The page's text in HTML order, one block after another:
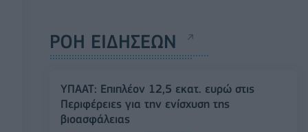
ΡΟΗ ΕΙΔΗΣΕΩΝ
ΥΠΑΑΤ: Επιπλέον 12,5 εκατ. ευρώ στις
Περιφέρειες για την ενίσχυση της
βιοασφάλειας